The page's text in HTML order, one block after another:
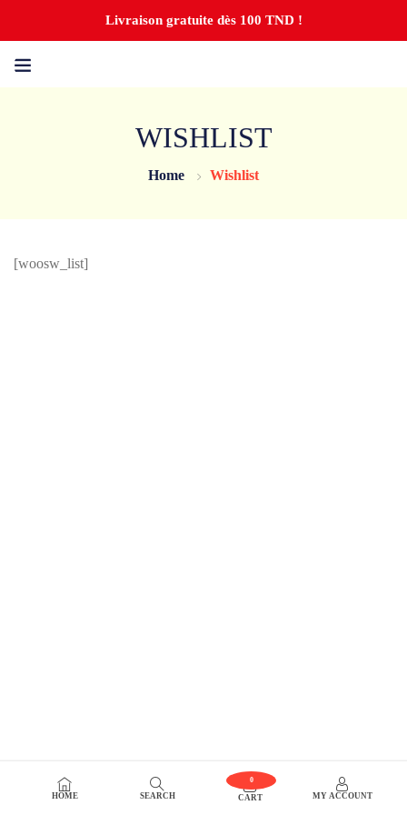
Livraison gratuite dès 100 TND !
WISHLIST
Home Wishlist
[woosw_list]
HOME SEARCH
0
CART MY ACCOUNT